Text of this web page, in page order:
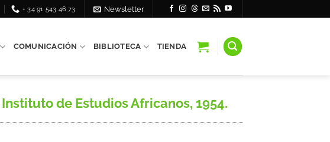
+ 34 91 543 46 73 Newsletter
COMUNICACIÓN BIBLIOTECA TIENDA
de Estudios Africanos, 1954.